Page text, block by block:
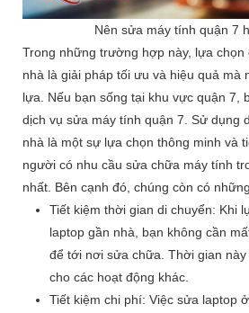
Nên sửa máy tính quận 7
Trong những trường hợp này, lựa chọn
nhà là giải pháp tối ưu và hiệu quả mà
lựa. Nếu bạn sống tại khu vực quận 7,
dịch vụ sửa máy tính quận 7. Sử dụng
nhà là một sự lựa chọn thông minh và
người có nhu cầu sửa chữa máy tính
nhất. Bên cạnh đó, chúng còn có
Tiết kiệm thời gian di chuyển: Khi
laptop gần nhà, bạn không cần
để tới nơi sửa chữa. Thời gian
cho các hoạt động khác.
Tiết kiệm chi phí: Việc sửa laptop